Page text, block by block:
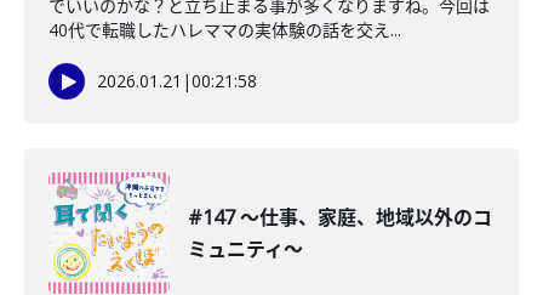
でいいのかな？と立ち止まる事が多くなりますね。今回は
40代で転職したハレママの実体験の話を交え...
2026.01.21 |00:21:58
#147 〜仕事、家庭、地域以外のコ
ミュニティ〜